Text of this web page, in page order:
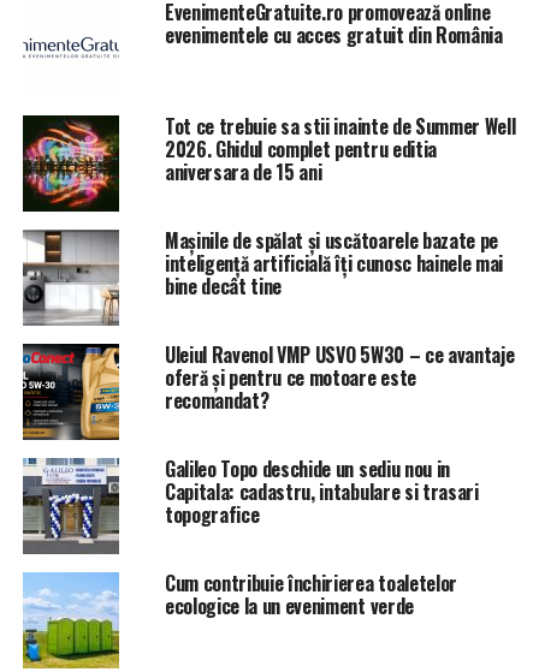
EvenimenteGratuite.ro promovează online
evenimentele cu acces gratuit din România
Tot ce trebuie sa stii inainte de Summer Well
2026. Ghidul complet pentru editia
aniversara de 15 ani
Mașinile de spălat și uscătoarele bazate pe
inteligență artificială îți cunosc hainele mai
bine decât tine
Uleiul Ravenol VMP USVO 5W30 – ce avantaje
oferă și pentru ce motoare este
recomandat?
Galileo Topo deschide un sediu nou in
Capitala: cadastru, intabulare si trasari
topografice
Cum contribuie închirierea toaletelor
ecologice la un eveniment verde